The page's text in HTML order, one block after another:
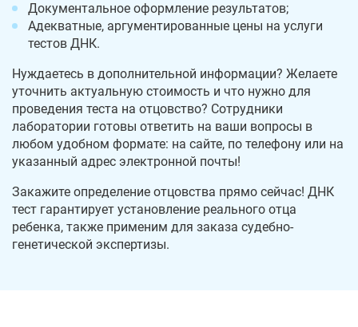
Документальное оформление результатов;
Адекватные, аргументированные цены на услуги
тестов ДНК.
Нуждаетесь в дополнительной информации? Желаете
уточнить актуальную стоимость и что нужно для
проведения теста на отцовство? Сотрудники
лаборатории готовы ответить на ваши вопросы в
любом удобном формате: на сайте, по телефону или на
указанный адрес электронной почты!
Закажите определение отцовства прямо сейчас! ДНК
тест гарантирует установление реального отца
ребенка, также применим для заказа судебно-
генетической экспертизы.